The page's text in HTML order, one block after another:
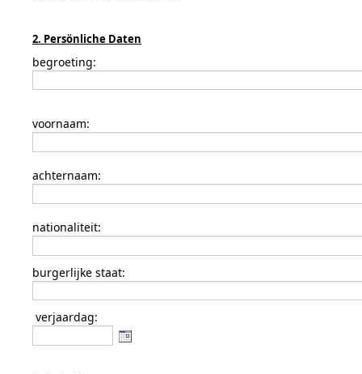
2. Persönliche Daten
begroeting:
voornaam:
achternaam:
nationaliteit:
burgerlijke staat:
verjaardag: